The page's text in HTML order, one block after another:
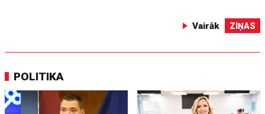
Vairāk ZIŅAS
POLITIKA